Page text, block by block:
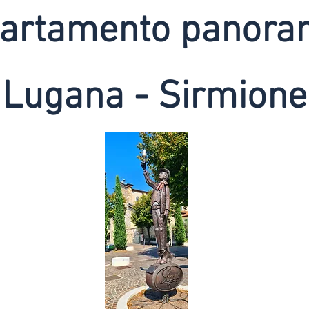
Lugana - Sirmione